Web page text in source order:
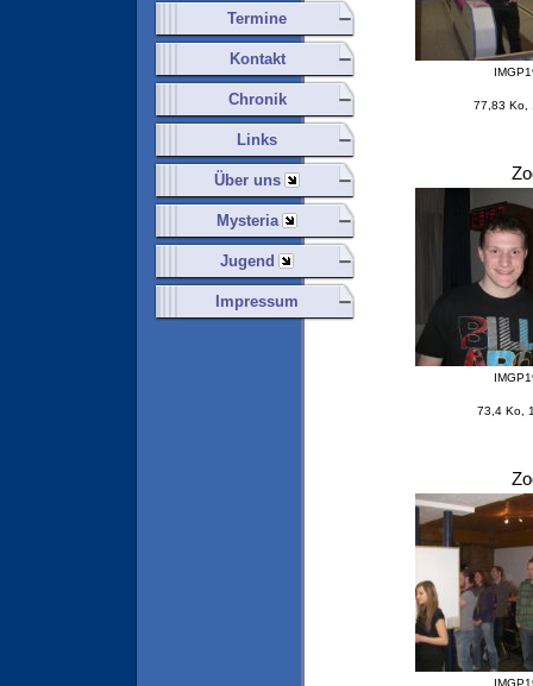
Termine
Kontakt
Chronik
Links
Über uns
Mysteria
Jugend
Impressum
77,83 Ko,
73,4 Ko,